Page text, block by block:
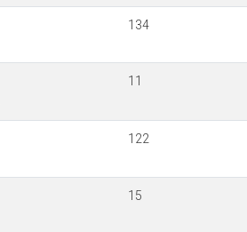
134
11
122
15